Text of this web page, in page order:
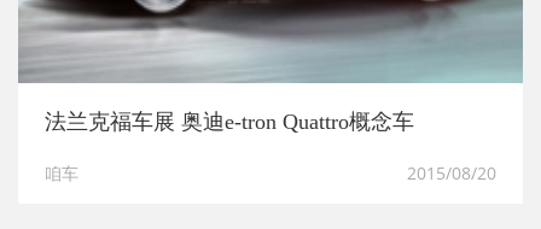
法兰克福车展 奥迪e-tron Quattro概念车
咱车 2015/08/20